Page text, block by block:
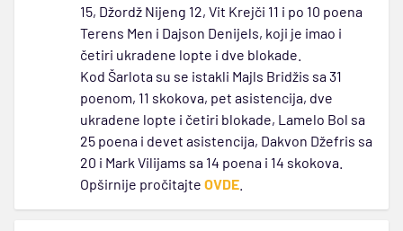
15, Džordž Nijeng 12, Vit Krejči 11 i po 10 poena
Terens Men i Dajson Denijels, koji je imao i
četiri ukradene lopte i dve blokade.
Kod Šarlota su se istakli Majls Bridžis sa 31
poenom, 11 skokova, pet asistencija, dve
ukradene lopte i četiri blokade, Lamelo Bol sa
25 poena i devet asistencija, Dakvon Džefris sa
20 i Mark Vilijams sa 14 poena i 14 skokova.
Opširnije pročitajte OVDE